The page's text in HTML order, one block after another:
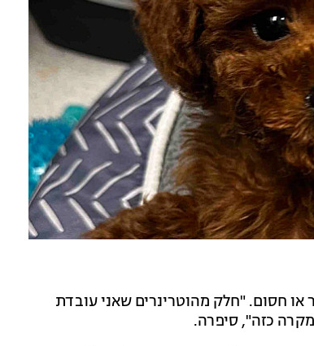
חסום. "חלק מהוטרינרים שאני עובדת